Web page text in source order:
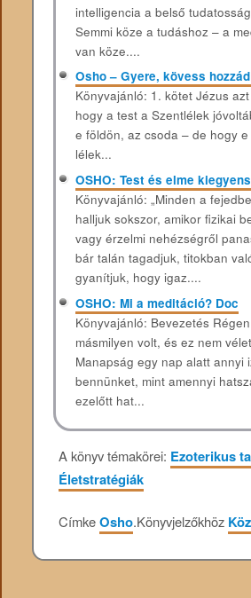
intelligencia a belső
Semmi köze a tudáshoz – a
van köze....
Osho – Gyere, kövess
Könyvajánló: 1. kötet Jézus
hogy a test a Szentlélek
e földön, az csoda – de hogy
lélek...
OSHO: Test és elme
Könyvajánló: „Minden a
halljuk sokszor, amikor fizikai
vagy érzelmi nehézségről
bár talán tagadjuk, titokban
gyanítjuk, hogy igaz....
OSHO: Mi a meditáció? Doc
Könyvajánló: Bevezetés
másmilyen volt, és ez nem
Manapság egy nap alatt annyi
bennünket, mint amennyi
ezelőtt hat...
A könyv témakörei: Ezoterikus
Életstratégiák
CímkeOsho.Könyvjelzőkhöz